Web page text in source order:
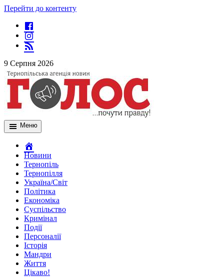
Перейти до контенту
9 Серпня 2026
Меню
Новини
Тернопіль
Тернопілля
Україна/Світ
Політика
Економіка
Суспільство
Кримінал
Події
Персоналії
Історія
Мандри
Життя
Цікаво!